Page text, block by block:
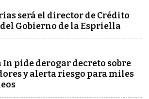
será el director de Crédito
Gobierno de la Espriella
pide derogar decreto sobre
y alerta riesgo para miles